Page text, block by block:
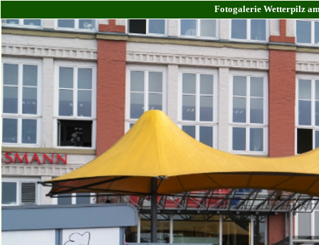
Fotogalerie Wetterpilz